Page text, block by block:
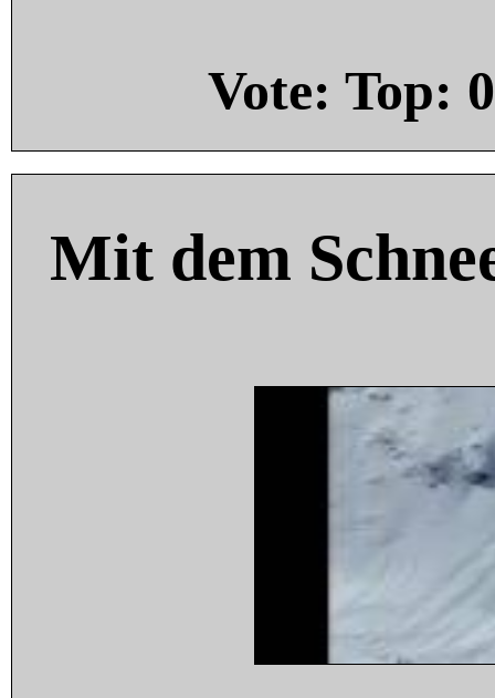
Vote: Top: 0
Mit dem